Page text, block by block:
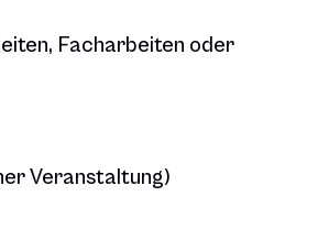
Facharbeiten oder
Veranstaltung)